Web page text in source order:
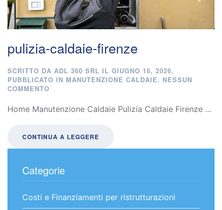
pulizia-caldaie-firenze
SCRITTO DA ADL 360 SRL IL GIUGNO 16, 2026.
PUBBLICATO IN MANUTENZIONE CALDAIE. NESSUN
COMMENTO
CALDAIE-
FIRENZE
Home Manutenzione Caldaie Pulizia Caldaie Firenze ...
CONTINUA A LEGGERE
Categorie
Costi e Finanziamenti per ristrutturazioni